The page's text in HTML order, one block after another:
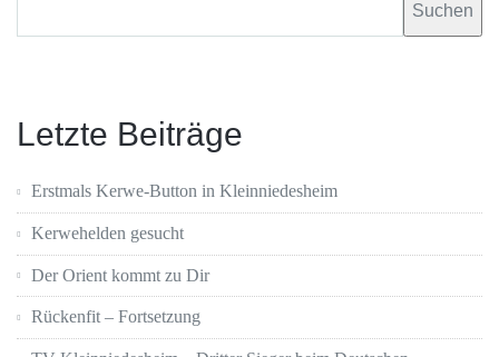
Suchen
Letzte Beiträge
Erstmals Kerwe-Button in Kleinniedesheim
Kerwehelden gesucht
Der Orient kommt zu Dir
Rückenfit – Fortsetzung